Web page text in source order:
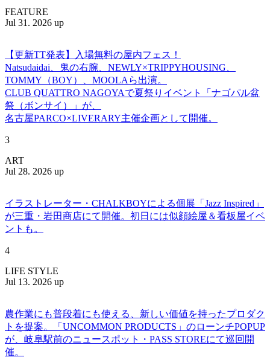
FEATURE
Jul 31. 2026 up
【更新TT発表】入場無料の屋内フェス！
Natsudaidai、鬼の右腕、NEWLY×TRIPPYHOUSING、
TOMMY（BOY）、MOOLAら出演。
CLUB QUATTRO NAGOYAで夏祭りイベント「ナゴパル盆
祭（ボンサイ）」が、
名古屋PARCO×LIVERARY主催企画として開催。
3
ART
Jul 28. 2026 up
イラストレーター・CHALKBOYによる個展「Jazz Inspired」
が三重・岩田商店にて開催。初日には似顔絵屋＆看板屋イベ
ントも。
4
LIFE STYLE
Jul 13. 2026 up
農作業にも普段着にも使える、新しい価値を持ったプロダク
トを提案。「UNCOMMON PRODUCTS」のローンチPOPUP
が、岐阜駅前のニュースポット・PASS STOREにて巡回開
催。